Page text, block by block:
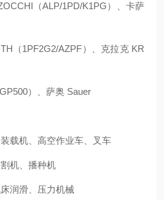
（ALP/1PD/K1PG）、卡萨
（1PF2G2/AZPF）、克拉克 KR
）、萨奥 Sauer
载机、高空作业车、叉车
机、播种机
润滑、压力机械